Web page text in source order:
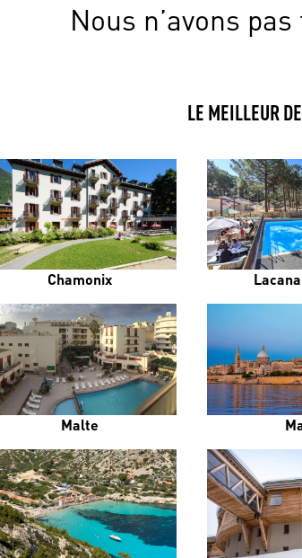
Nous n’avons
LE MEILLEUR
Chamonix
Malte